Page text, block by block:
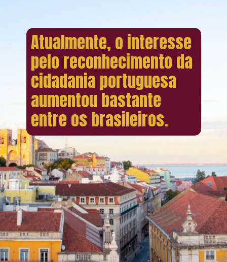
Atualmente, o interesse
pelo reconhecimento da
cidadania portuguesa
aumentou bastante
entre os brasileiros.